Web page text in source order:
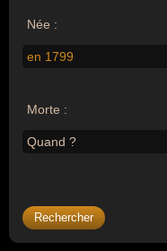
Née :
en 1799
Morte :
Quand ?